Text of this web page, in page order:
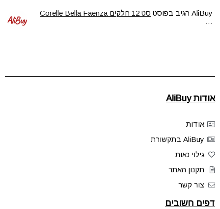
AliBuy הגיב בפוסט סט 12 חלקים Corelle Bella Faenza
…
אודות AliBuy
אודות
AliBuy בתקשורת
גילוי נאות
תקנון האתר
צור קשר
דפים חשובים